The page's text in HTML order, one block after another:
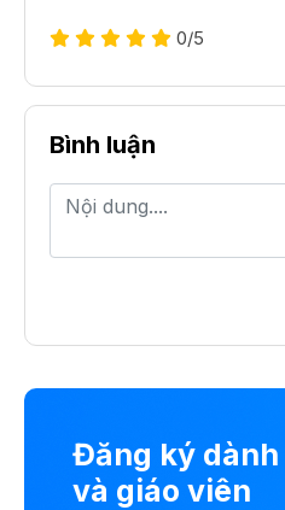
0/5
Bình luận
Đăng ký
và giáo viên